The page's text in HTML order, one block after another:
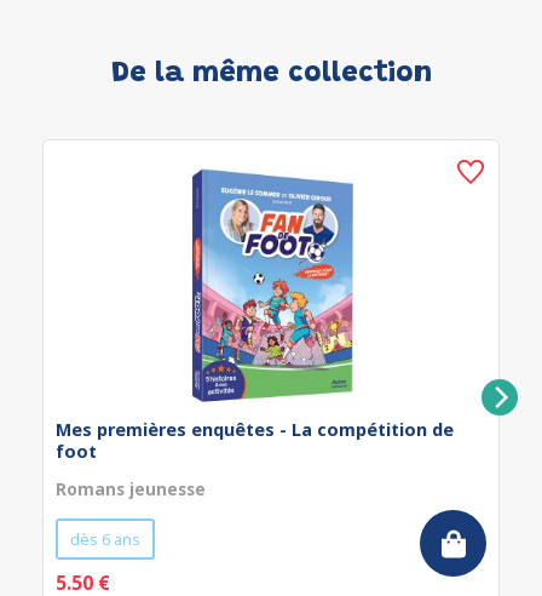
De la même collection
Mes premières enquêtes - La compétition de
foot
Romans jeunesse
dès 6 ans
5.50 €